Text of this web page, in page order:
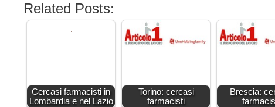
Related Posts:
Cercasi farmacisti in
Lombardia e nel Lazio
Torino: cercasi
farmacisti
Brescia: